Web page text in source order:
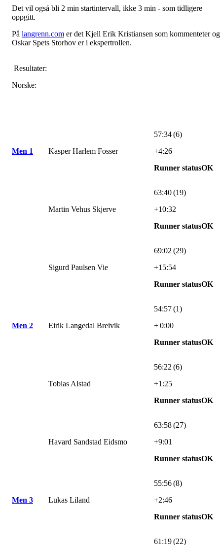
Det vil også bli 2 min startintervall, ikke 3 min - som tidligere
oppgitt.
På langrenn.com er det Kjell Erik Kristiansen som kommenteter og
Oskar Spets Storhov er i ekspertrollen.
Resultater:
Norske:
Men 1 Kasper Harlem Fosser
57:34 (6)
+4:26
Runner statusOK
Martin Vehus Skjerve
63:40 (19)
+10:32
Runner statusOK
Sigurd Paulsen Vie
69:02 (29)
+15:54
Runner statusOK
Men 2 Eirik Langedal Breivik
54:57 (1)
+ 0:00
Runner statusOK
Tobias Alstad
56:22 (6)
+1:25
Runner statusOK
Havard Sandstad Eidsmo
63:58 (27)
+9:01
Runner statusOK
Men 3 Lukas Liland
55:56 (8)
+2:46
Runner statusOK
61:19 (22)